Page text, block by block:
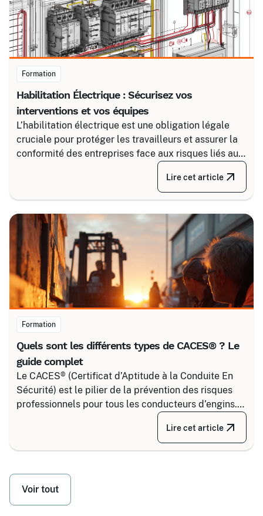
Formation
Habilitation Électrique : Sécurisez vos
interventions et vos équipes
L’habilitation électrique est une obligation légale
cruciale pour protéger les travailleurs et assurer la
conformité des entreprises face aux risques liés au
courant. Certalis vous accompagne avec des
formations sur-mesure, initiales ou de recyclage,
pour maîtriser tous les niveaux de sécurité, du
tension.
Lire cet article
Formation
Quels sont les différents types de CACES® ? Le
guide complet
Le CACES® (Certificat d’Aptitude à la Conduite En
Sécurité) est le pilier de la prévention des risques
professionnels pour tous les conducteurs d’engins.
Depuis la réforme de 2020, il s’articule autour de 8
grandes familles d’équipements, divisées selon
Lire cet article
Voir tout